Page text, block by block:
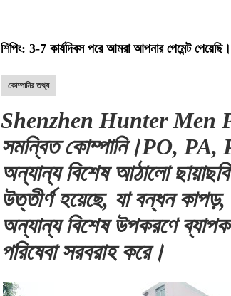
শিপিং: 3-7 কার্যদিবস পরে আমরা আপনার পেমেন্ট পেয়েছি।
কোম্পানির তথ্য
Shenzhen Hunter Men
সমন্বিত কোম্পানি।PO,
অন্যান্য বিশেষ আঠালো
উত্তীর্ণ হয়েছে, যা বন্ধন
অন্যান্য বিশেষ উপকরণে
পরিষেবা সরবরাহ করে।